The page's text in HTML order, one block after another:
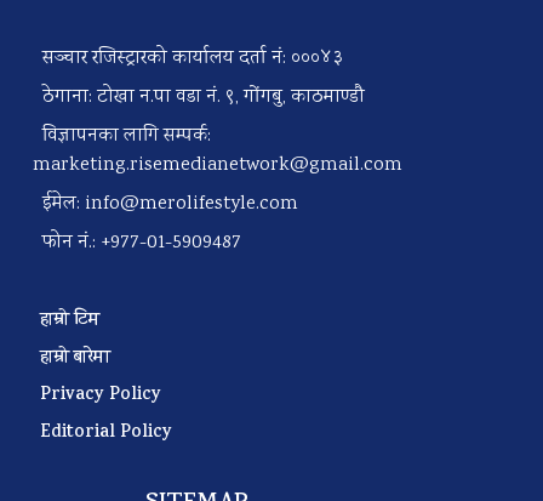
सञ्चार रजिस्ट्रारको कार्यालय दर्ता नं: ०००४३
ठेगाना: टोखा न.पा वडा नं. ९, गोंगबु, काठमाण्डौ
विज्ञापनका लागि सम्पर्क:
marketing.risemedianetwork@gmail.com
ईमेल: info@merolifestyle.com
फोन नं.: +977-01-5909487
हाम्रो टिम
हाम्रो बारेमा
Privacy Policy
Editorial Policy